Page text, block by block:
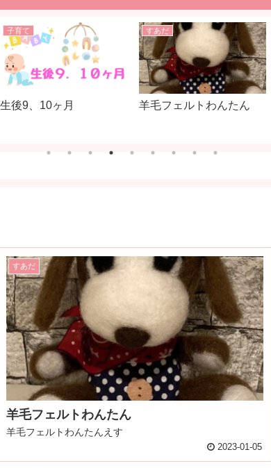
子育て
生後9、10ヶ月
すあだ
羊毛フェルトわんたん
すあだ
羊毛フェルトわんたん
羊毛フェルトわんたんえす
2023-01-05